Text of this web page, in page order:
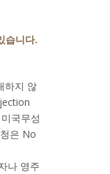
습니다.
하지 않
국무성
은 No
나 영주